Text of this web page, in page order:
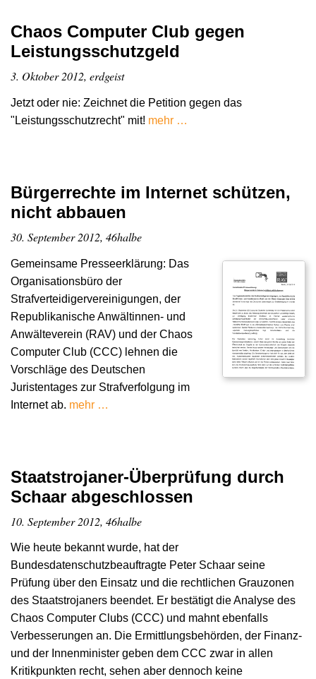
Chaos Computer Club gegen
Leistungsschutzgeld
3. Oktober 2012, erdgeist
Jetzt oder nie: Zeichnet die Petition gegen das
"Leistungsschutzrecht" mit! mehr …
Bürgerrechte im Internet schützen,
nicht abbauen
30. September 2012, 46halbe
Gemeinsame Presseerklärung: Das
Organisationsbüro der
Strafverteidigervereinigungen, der
Republikanische Anwältinnen- und
Anwälteverein (RAV) und der Chaos
Computer Club (CCC) lehnen die
Vorschläge des Deutschen
Juristentages zur Strafverfolgung im
Internet ab. mehr …
Staatstrojaner-Überprüfung durch
Schaar abgeschlossen
10. September 2012, 46halbe
Wie heute bekannt wurde, hat der
Bundesdatenschutzbeauftragte Peter Schaar seine
Prüfung über den Einsatz und die rechtlichen Grauzonen
des Staatstrojaners beendet. Er bestätigt die Analyse des
Chaos Computer Clubs (CCC) und mahnt ebenfalls
Verbesserungen an. Die Ermittlungsbehörden, der Finanz-
und der Innenminister geben dem CCC zwar in allen
Kritikpunkten recht, sehen aber dennoch keine